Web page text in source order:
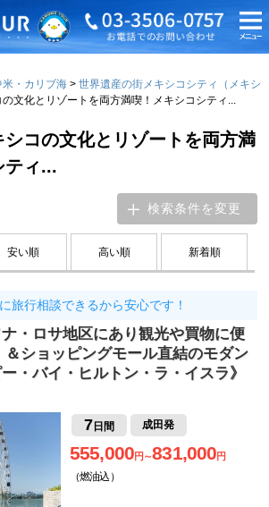
米・カリブ海
世界遺産の街メキシコシティ（メキシ
の文化とリゾートを両方満喫！メキシコシティ...
シコの文化とリゾートを両方満
ティ...
検索条件を変更
安い順 高い順 新着順
旅行相談できるから安心です！
・ロサ地区にあり観光や買物に便
＆ショッピングモール直結のモダン
・バイ・ヒルトン・ラ・イスラ》
7 日間 成田発
555,000円～831,000円
（燃油込）